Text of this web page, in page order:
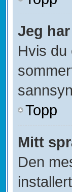
Jeg
Hvis du
Topp
Mitt
Den